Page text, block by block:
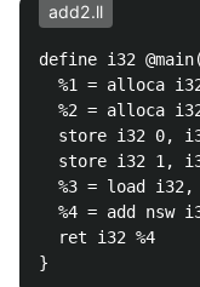
add2.ll
define i32
%1 = alloca
%2 = alloca
store i32 0,
store i32 1,
%3 = load
%4 = add nsw
  ret i32 %4